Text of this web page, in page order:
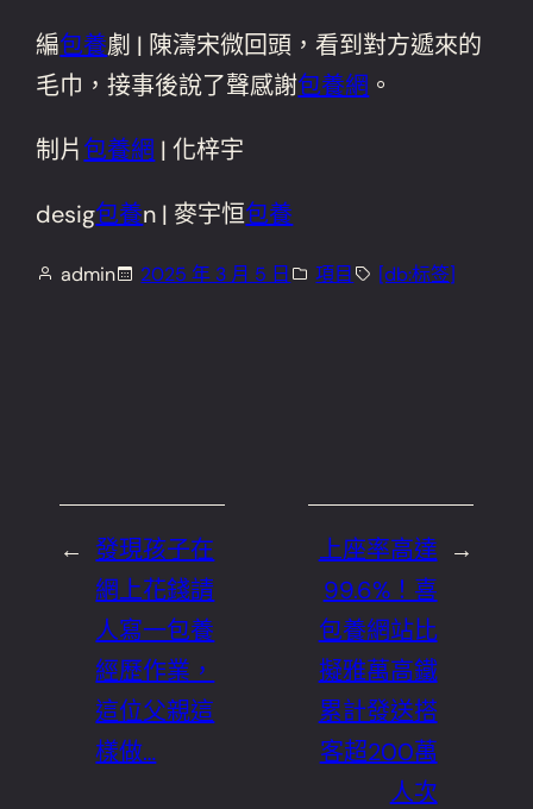
編包養劇 | 陳濤宋微回頭，看到對方遞來的
毛巾，接事後說了聲感謝包養網 。
制片包養網 | 化梓宇
desig包養n | 麥宇恒包養
admin 2025 年 3 月 5 日 項目 [db:标签]
← 發現孩子在
網上花錢請
人寫一包養
經歷作業，
這位父親這
樣做…
→
上座率高達
99.6%！喜
包養網站比
擬雅萬高鐵
累計發送搭
客超200萬
人次